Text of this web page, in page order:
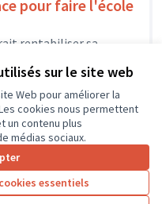
sur le site web
Web pour améliorer la
cookies nous permettent
un contenu plus
médias sociaux.
essentiels
pour faire l'école
rentabiliser sa
Saint-Genouph
: 100
5 6 7